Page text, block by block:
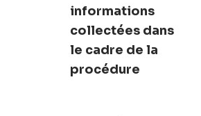
informations
collectées dans
le cadre de la
procédure